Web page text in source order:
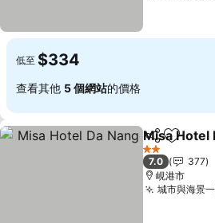
低至 $334
查看其他 5 個網站的價格
分享 加入我
Misa Hotel
2 星級
7.0
377
峴港市
城市與海景